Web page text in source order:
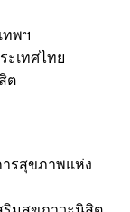
ทพฯ
ะเทศไทย
ต
รสุขภาพแห่ง